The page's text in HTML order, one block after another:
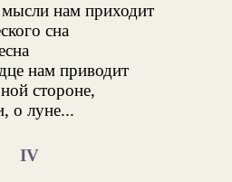
нам приходит
сна
нам приводит
стороне,
о луне...
IV